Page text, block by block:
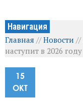
Навигация
Главная //Новости //
наступит в 2026 году
15
ОКТ